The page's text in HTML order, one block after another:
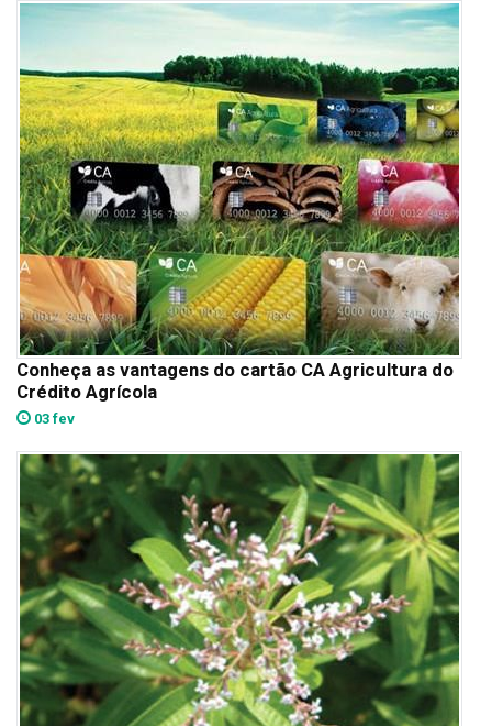
Conheça as vantagens do cartão CA Agricultura do
Crédito Agrícola
03 fev